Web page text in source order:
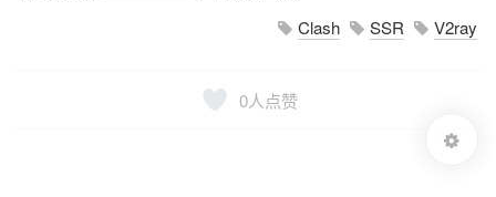
Clash
SSR V2ray
0人点赞